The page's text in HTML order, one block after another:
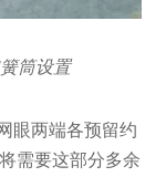
筒设置
眼两端各预留约
需要这部分多余